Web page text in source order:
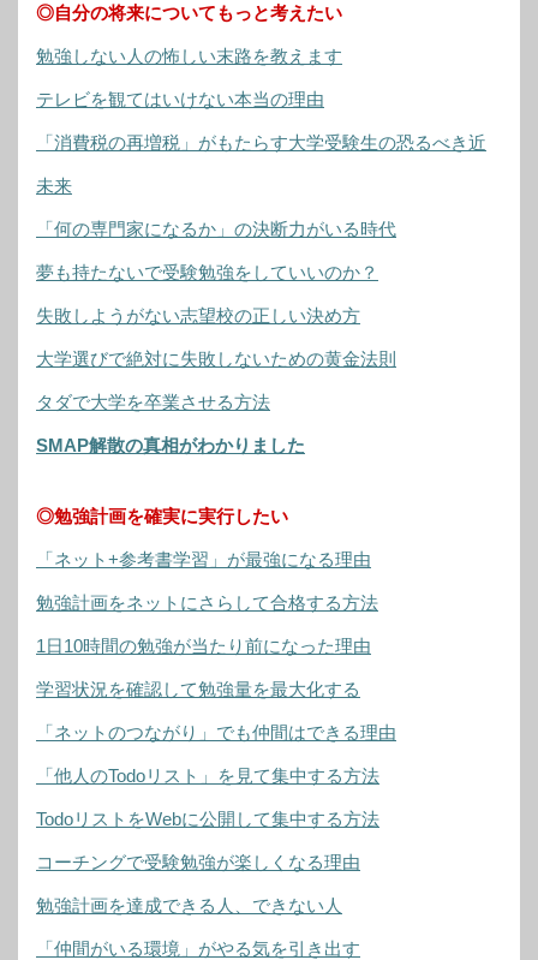
◎自分の将来についてもっと考えたい
勉強しない人の怖しい末路を教えます
テレビを観てはいけない本当の理由
「消費税の再増税」がもたらす大学受験生の恐るべき近
未来
「何の専門家になるか」の決断力がいる時代
夢も持たないで受験勉強をしていいのか？
失敗しようがない志望校の正しい決め方
大学選びで絶対に失敗しないための黄金法則
タダで大学を卒業させる方法
SMAP解散の真相がわかりました
◎勉強計画を確実に実行したい
「ネット+参考書学習」が最強になる理由
勉強計画をネットにさらして合格する方法
1日10時間の勉強が当たり前になった理由
学習状況を確認して勉強量を最大化する
「ネットのつながり」でも仲間はできる理由
「他人のTodoリスト」を見て集中する方法
TodoリストをWebに公開して集中する方法
コーチングで受験勉強が楽しくなる理由
勉強計画を達成できる人、できない人
「仲間がいる環境」がやる気を引き出す